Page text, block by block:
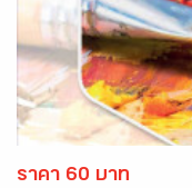
ราคา 60 บาท